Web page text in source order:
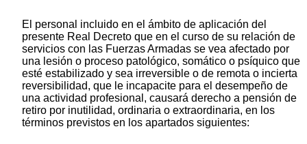
El personal incluido en el ámbito de aplicación del
presente Real Decreto que en el curso de su relación de
servicios con las Fuerzas Armadas se vea afectado por
una lesión o proceso patológico, somático o psíquico que
esté estabilizado y sea irreversible o de remota o incierta
reversibilidad, que le incapacite para el desempeño de
una actividad profesional, causará derecho a pensión de
retiro por inutilidad, ordinaria o extraordinaria, en los
términos previstos en los apartados siguientes: